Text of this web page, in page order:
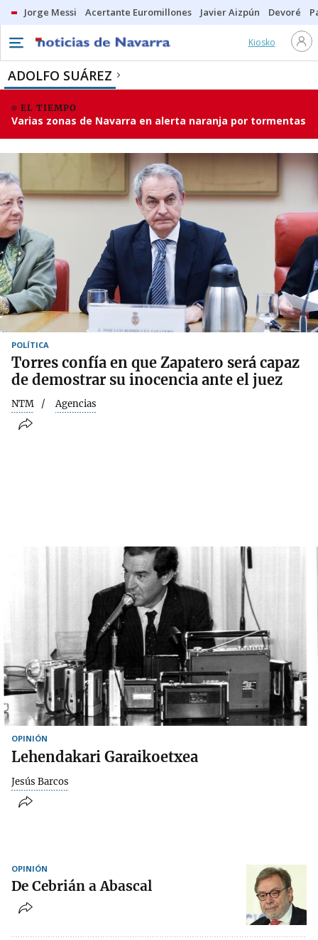
Jorge Messi Acertante Euromillones Javier Aizpún Devoré
Kiosko
ADOLFO SUÁREZ
EL TIEMPO
Varias zonas de Navarra en alerta naranja por tormentas
POLÍTICA
Torres confía en que Zapatero será capaz
de demostrar su inocencia ante el juez
NTM Agencias
OPINIÓN
Lehendakari Garaikoetxea
Jesús Barcos
OPINIÓN
De Cebrián a Abascal